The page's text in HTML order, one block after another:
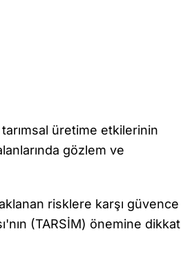
üretime etkilerinin
gözlem ve
risklere karşı güvence
(TARSİM) önemine dikkat